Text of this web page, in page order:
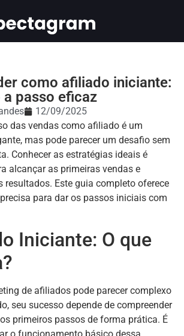
como afiliado iniciante:
a passo eficaz
12/09/2025
das vendas como afiliado é um
mas pode parecer um desafio sem
Conhecer as estratégias ideais é
alcançar as primeiras vendas e
resultados. Este guia completo oferece
para dar os passos iniciais com
Iniciante: O que
de afiliados pode parecer complexo
seu sucesso depende de compreender
primeiros passos de forma prática. É